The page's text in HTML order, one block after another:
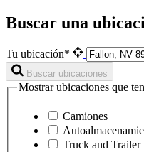
Buscar una
Tu ubicación*
Buscar ubicaciones
Mostrar ubicaciones que
Camiones
Truck and Trailer